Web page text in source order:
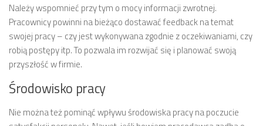
Należy wspomnieć przy tym o mocy informacji zwrotnej.
Pracownicy powinni na bieżąco dostawać feedback na temat
swojej pracy – czy jest wykonywana zgodnie z oczekiwaniami, czy
robią postępy itp. To pozwala im rozwijać się i planować swoją
przyszłość w firmie.
Środowisko pracy
Nie można też pominąć wpływu środowiska pracy na poczucie